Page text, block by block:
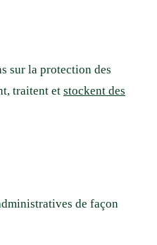
sur la protection des
traitent et stockent des
de façon